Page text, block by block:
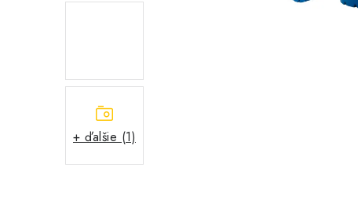
+ ďalšie (1)